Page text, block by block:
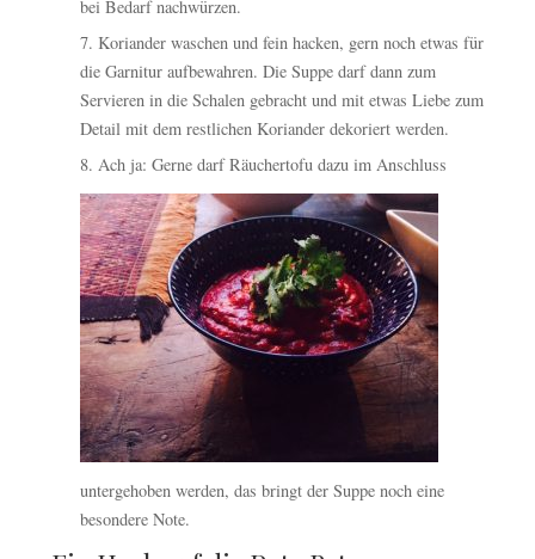
bei Bedarf nachwürzen.
Koriander waschen und fein hacken, gern noch etwas für
die Garnitur aufbewahren. Die Suppe darf dann zum
Servieren in die Schalen gebracht und mit etwas Liebe zum
Detail mit dem restlichen Koriander dekoriert werden.
Ach ja: Gerne darf Räuchertofu dazu im Anschluss
untergehoben werden, das bringt der Suppe noch eine
besondere Note.